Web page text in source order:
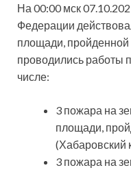
На 00:00 мск
Федерации
площади, пройденной
проводились работы
числе:
3 пожара на
площади,
(Хабаровский
3 пожара на